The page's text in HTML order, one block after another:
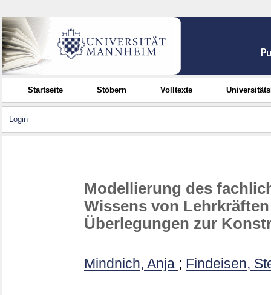
Startseite Stöbern Volltexte
Login
Modellierung des
Wissens von
Überlegungen zur
Mindnich, Anja ; Findeisen,